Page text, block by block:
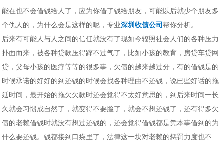
能在也不会借钱给人了，应为你借了钱给朋友，可能以后就少个朋友多
个仇人的，为什么会是这样的呢，专业深圳收债公司帮你分析。
后来有可能人与人之间的信任就没有了现如今辐照社会人们的各种压力
扑面而来，被各种贷款压得蹿不过气了，比如小孩的教育，房贷车贷网
贷，父母小孩的医疗等等的很多事，欠债的越来越过分，有的借钱是的
时候承诺的好好的到还钱的时候会找各种理由不还钱，说已些好话的拖
延时间，最开始的拖欠欠款时还会觉得不太好意思的，到后来时间一长
久就会习惯成自然了，就变得不要脸了，就会不想还钱了，还有得多欠
债的老赖借钱时就没有想过还钱的，还会觉得借钱都是凭本事借到的为
什么要还钱。钱都接到口袋里了，法律这一块对老赖的惩罚力度也不